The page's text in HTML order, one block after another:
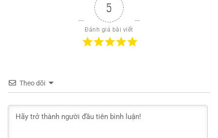
5
Đánh giá bài viết
Theo dõi